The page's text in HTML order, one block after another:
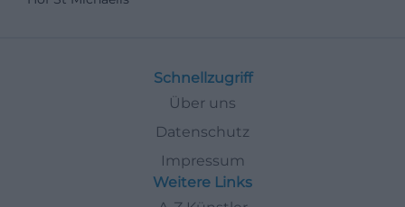
bewahren-hof.de/kirchen-im-dekanat-hof/hof-st-
michaelis))
Besonders prägend war der Stadtbrand von 1823,
der weite Teile des mittelalterlichen Stadtkerns
zerstörte und auch die Michaeliskirche fast
vollständig vernichtete. Laut offizieller Darstellung
Schnellzugriff
Über uns
Datenschutz
Impressum
Weitere Links